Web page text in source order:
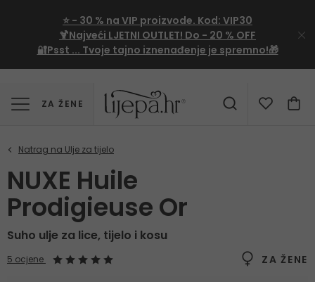
⭐ - 30 % na VIP proizvode. Kod: VIP30
🍹Najveći LJETNI OUTLET! Do - 20 % OFF
🔐Psst ... Tvoje tajno iznenađenje je spremno!🎁
ZA ŽENE
NUXE Huile
Prodigieuse Or
Suho ulje za lice, tijelo i kosu
ZA ŽENE
5 ocjene